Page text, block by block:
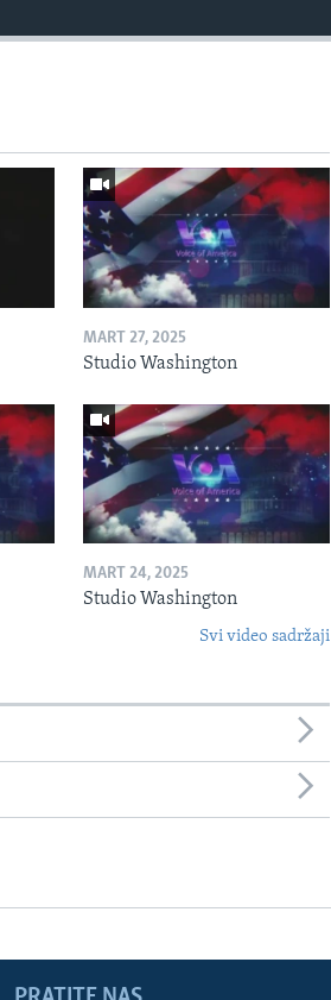
MART 27, 2025
Studio Washington
MART 24, 2025
Studio Washington
Svi video sadržaji